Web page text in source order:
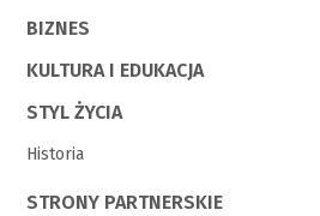
BIZNES
KULTURA I EDUKACJA
STYL ŻYCIA
Historia
STRONY PARTNERSKIE